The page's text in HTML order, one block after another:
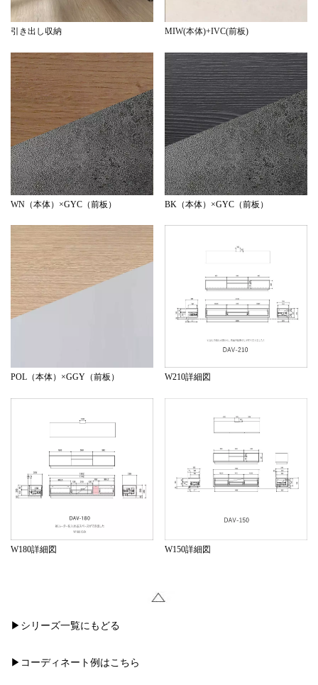
162,800yen
引き出し収納 MIW(本体)+IVC(前板)
WN（本体）×GYC（前板） BK（本体）×GYC（前板）
POL（本体）×GGY（前板） W210詳細図
W180詳細図 W150詳細図
▶シリーズ一覧にもどる
▶コーディネート例はこちら